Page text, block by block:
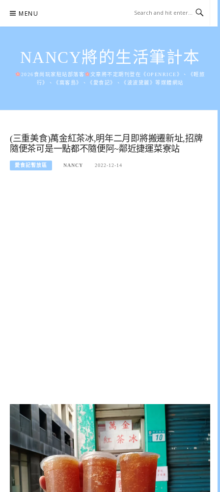
content
MENU
NANCY將的生活筆計本
2026食尚玩家駐站部落客
文章將不定期刊登在《OPENRICE》、《輕旅
行》、《窩客島》、《愛食記》、《波波黛麗》等媒體網站
(三重美食)萬金紅茶冰,明年二月即將搬遷新址,招牌
隨便茶可是一點都不隨便阿~鄰近捷運菜寮站
愛食記暫放區 NANCY 2022-12-14